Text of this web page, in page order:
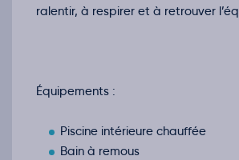
ralentir, à respirer et à retrouver
Équipements :
Piscine intérieure chauffée
Bain à remous